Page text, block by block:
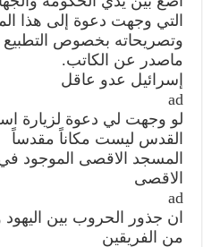
التي وجهت دعوة إلى هذا
وتصريحاته بخصوص
ماصدر عن الكاتب.
إسرائيل عدو عاقل
ad
لو وجهت لي دعوة لزيارة
القدس ليست مكاناً مقدساً
المسجد الاقصى الموجود
الاقصى
ad
ان جذور الحروب بين
من الفريقين